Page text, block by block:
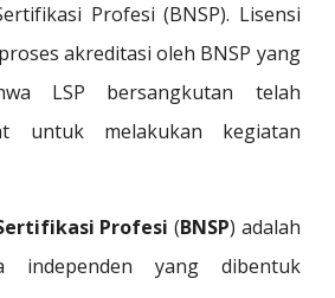
Profesi (BNSP). Lisensi
akreditasi oleh BNSP yang
LSP bersangkutan telah
untuk melakukan kegiatan
Profesi (BNSP) adalah
independen yang dibentuk